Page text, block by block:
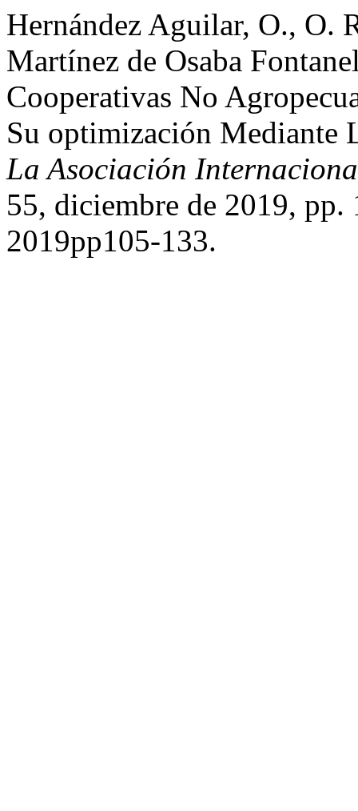
Hernández Aguilar, O., O.
Martínez de Osaba
Cooperativas No
Su optimización Mediante
La Asociación
55, diciembre de 2019,
2019pp105-133.